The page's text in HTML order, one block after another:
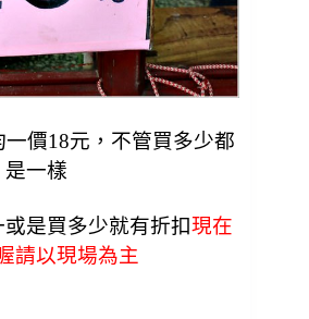
價18元，不管買多少都
是一樣
是買多少就有折扣現在
請以現場為主